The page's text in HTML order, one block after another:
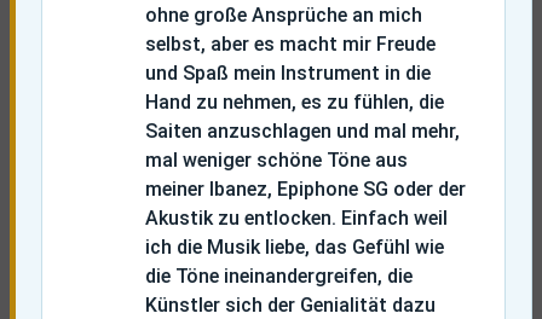
ohne große Ansprüche an mich
selbst, aber es macht mir Freude
und Spaß mein Instrument in die
Hand zu nehmen, es zu fühlen, die
Saiten anzuschlagen und mal mehr,
mal weniger schöne Töne aus
meiner Ibanez, Epiphone SG oder der
Akustik zu entlocken. Einfach weil
ich die Musik liebe, das Gefühl wie
die Töne ineinandergreifen, die
Künstler sich der Genialität dazu